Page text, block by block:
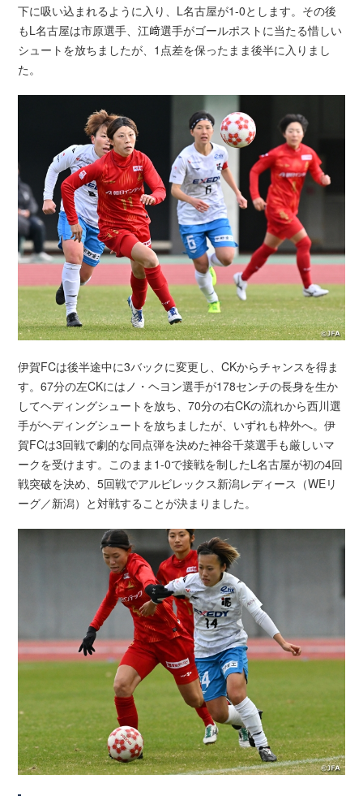
下に吸い込まれるように入り、L名古屋が1-0とします。その後
もL名古屋は市原選手、江﨑選手がゴールポストに当たる惜しい
シュートを放ちましたが、1点差を保ったまま後半に入りまし
た。
伊賀FCは後半途中に3バックに変更し、CKからチャンスを得ま
す。67分の左CKにはノ・ヘヨン選手が178センチの長身を生か
してヘディングシュートを放ち、70分の右CKの流れから西川選
手がヘディングシュートを放ちましたが、いずれも枠外へ。伊
賀FCは3回戦で劇的な同点弾を決めた神谷千菜選手も厳しいマ
ークを受けます。このまま1-0で接戦を制したL名古屋が初の4回
戦突破を決め、5回戦でアルビレックス新潟レディース（WEリ
ーグ／新潟）と対戦することが決まりました。